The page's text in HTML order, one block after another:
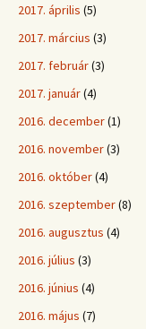
2017. április (5)
2017. március (3)
2017. február(3)
2017. január(4)
2016. december(1)
2016. november(3)
2016. október(4)
2016. szeptember(8)
2016. augusztus (4)
2016. július (3)
2016. június (4)
2016. május (7)